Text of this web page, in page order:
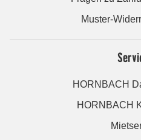
Muster-
HORNBACH
HORNBACH